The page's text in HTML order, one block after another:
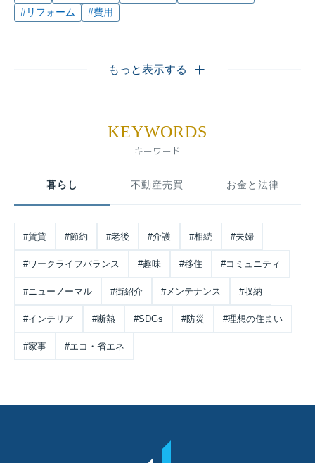
#リフォーム
#費用
もっと表示する
KEYWORDS
キーワード
暮らし 不動産売買 お金と法律
#賃貸 #節約 #老後 #介護 #相続 #夫婦
#ワークライフバランス #趣味 #移住 #コミュニティ
#ニューノーマル #街紹介 #メンテナンス #収納
#インテリア #断熱 #SDGs #防災 #理想の住まい
#家事 #エコ・省エネ